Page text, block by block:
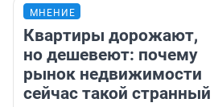
МНЕНИЕ
Квартиры дорожают,
но дешевеют: почему
рынок недвижимости
сейчас такой странный